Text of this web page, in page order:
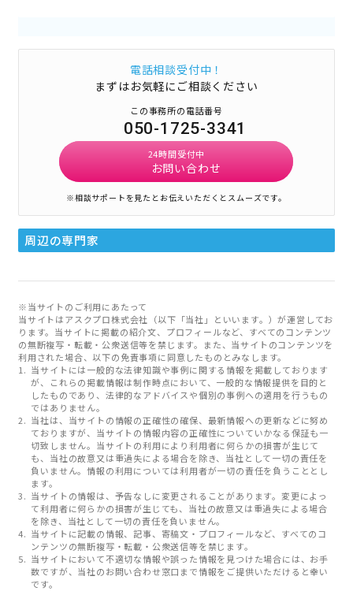
電話相談受付中！
まずはお気軽にご相談ください
この事務所の電話番号
050-1725-3341
24時間受付中
お問い合わせ
※相談サポートを見たとお伝えいただくとスムーズです。
周辺の専門家
※当サイトのご利用にあたって
当サイトはアスクプロ株式会社（以下「当社」といいます。）が運営してお
ります。当サイトに掲載の紹介文、プロフィールなど、すべてのコンテンツ
の無断複写・転載・公衆送信等を禁じます。また、当サイトのコンテンツを
利用された場合、以下の免責事項に同意したものとみなします。
当サイトには一般的な法律知識や事例に関する情報を掲載しております
が、これらの掲載情報は制作時点において、一般的な情報提供を目的と
したものであり、法律的なアドバイスや個別の事例への適用を行うもの
ではありません。
当社は、当サイトの情報の正確性の確保、最新情報への更新などに努め
ておりますが、当サイトの情報内容の正確性についていかなる保証も一
切致しません。当サイトの利用により利用者に何らかの損害が生じて
も、当社の故意又は重過失による場合を除き、当社として一切の責任を
負いません。情報の利用については利用者が一切の責任を負うこととし
ます。
当サイトの情報は、予告なしに変更されることがあります。変更によっ
て利用者に何らかの損害が生じても、当社の故意又は重過失による場合
を除き、当社として一切の責任を負いません。
当サイトに記載の情報、記事、寄稿文・プロフィールなど、すべてのコ
ンテンツの無断複写・転載・公衆送信等を禁じます。
当サイトにおいて不適切な情報や誤った情報を見つけた場合には、お手
数ですが、当社のお問い合わせ窓口まで情報をご提供いただけると幸い
です。